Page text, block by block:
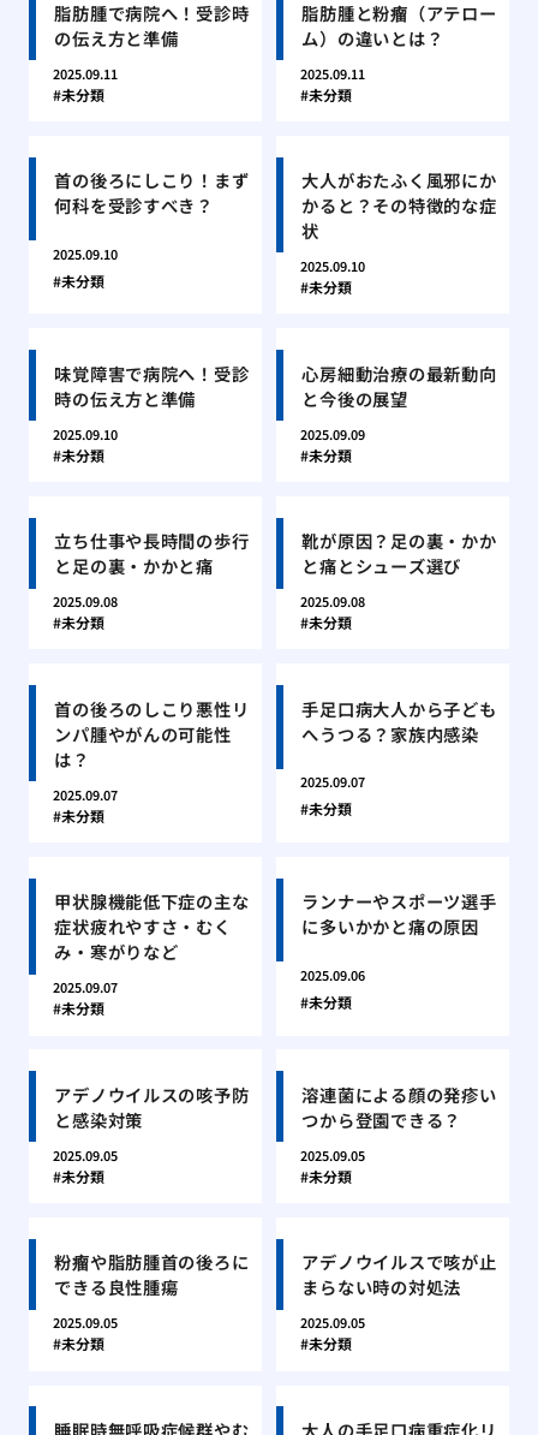
脂肪腫で病院へ！受診時
の伝え方と準備
2025.09.11
未分類
脂肪腫と粉瘤（アテロー
ム）の違いとは？
2025.09.11
未分類
首の後ろにしこり！まず
何科を受診すべき？
2025.09.10
未分類
大人がおたふく風邪にか
かると？その特徴的な症
状
2025.09.10
未分類
味覚障害で病院へ！受診
時の伝え方と準備
2025.09.10
未分類
心房細動治療の最新動向
と今後の展望
2025.09.09
未分類
立ち仕事や長時間の歩行
と足の裏・かかと痛
2025.09.08
未分類
靴が原因？足の裏・かか
と痛とシューズ選び
2025.09.08
未分類
首の後ろのしこり悪性リ
ンパ腫やがんの可能性
は？
2025.09.07
未分類
手足口病大人から子ども
へうつる？家族内感染
2025.09.07
未分類
甲状腺機能低下症の主な
症状疲れやすさ・むく
み・寒がりなど
2025.09.07
未分類
ランナーやスポーツ選手
に多いかかと痛の原因
2025.09.06
未分類
アデノウイルスの咳予防
と感染対策
2025.09.05
未分類
溶連菌による顔の発疹い
つから登園できる？
2025.09.05
未分類
粉瘤や脂肪腫首の後ろに
できる良性腫瘍
2025.09.05
未分類
アデノウイルスで咳が止
まらない時の対処法
2025.09.05
未分類
睡眠時無呼吸症候群やむ
大人の手足口病重症化リ